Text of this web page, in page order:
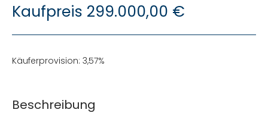
Kaufpreis 299.000,00 €
Käuferprovision: 3,57%
Beschreibung